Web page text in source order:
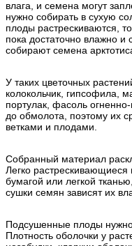
влага, и семена могут
нужно собирать в сухую
плоды растрескиваются,
пока достаточно влажно и
собирают семена
У таких цветочных
колокольчик, гипсофила,
портулак, фасоль
до обмолота, поэтому их
ветками и плодами.
Собранный материал
Легко
бумагой или легкой
сушки семян зависят их
Подсушенные плоды
Плотность оболочки у